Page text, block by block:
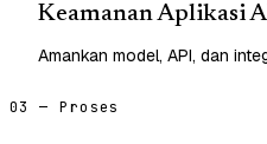
Keamanan Aplikasi
Amankan model, API, dan
03 — Proses